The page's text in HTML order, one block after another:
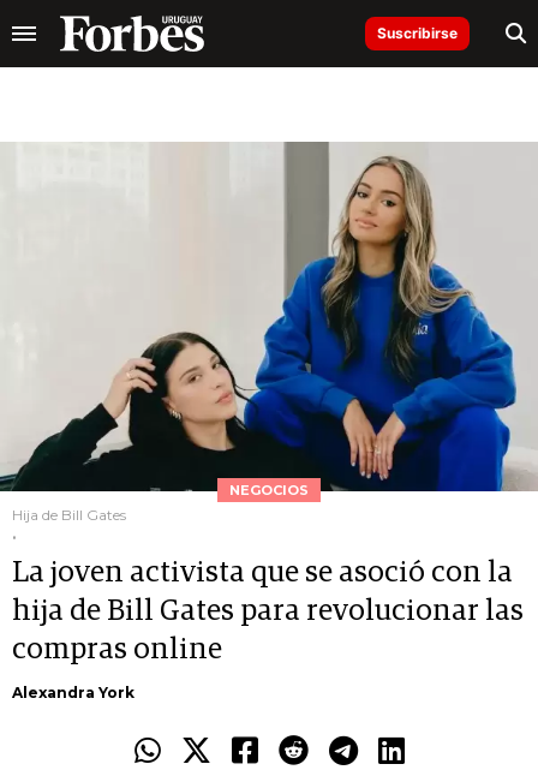
Suscribirse
NEGOCIOS
Hija de Bill Gates
.
La joven activista que se asoció con la
hija de Bill Gates para revolucionar las
compras online
Alexandra York